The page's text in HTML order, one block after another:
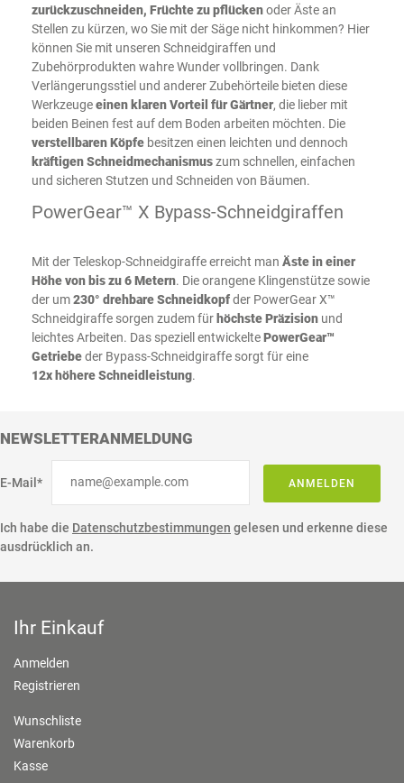
zurückzuschneiden, Früchte zu pflückenoder Äste an
Stellen zu kürzen, wo Sie mit der Säge nicht hinkommen? Hier
können Sie mit unseren Schneidgiraffen und
Zubehörprodukten wahre Wunder vollbringen. Dank
Verlängerungsstiel und anderer Zubehörteile bieten diese
Werkzeugeeinen klaren Vorteil für Gärtner, die lieber mit
beiden Beinen fest auf dem Boden arbeiten möchten. Die
verstellbaren Köpfe besitzen einen leichten und dennoch
kräftigen Schneidmechanismuszum schnellen, einfachen
und sicheren Stutzen und Schneiden von Bäumen.
PowerGear™ X Bypass-Schneidgiraffen
Mit der Teleskop-Schneidgiraffe erreicht man Äste in einer
Höhe von bis zu 6 Metern. Die orangene Klingenstütze sowie
der um230° drehbare Schneidkopfder PowerGear X™
Schneidgiraffe sorgen zudem für höchste Präzision und
leichtes Arbeiten. Das speziell entwickeltePowerGear™
Getriebeder Bypass-Schneidgiraffe sorgt für eine
12x höhere Schneidleistung.
NEWSLETTERANMELDUNG
E-Mail* ANMELDEN
Ich habe die Datenschutzbestimmungen gelesen und erkenne diese
ausdrücklich an.
Ihr Einkauf
Anmelden
Registrieren
Wunschliste
Warenkorb
Kasse